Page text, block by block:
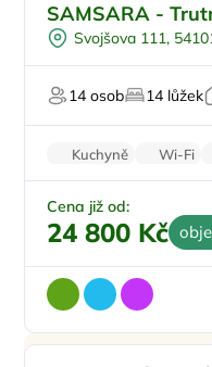
Koupací sud
Vyjížďky na koních
U lesa
SAMSARA -
Svojšova 111,
14 osob 14 lůžek
Kuchyně Wi-Fi
Bezbariérový vstup
Cena již od:
24 800 Kč